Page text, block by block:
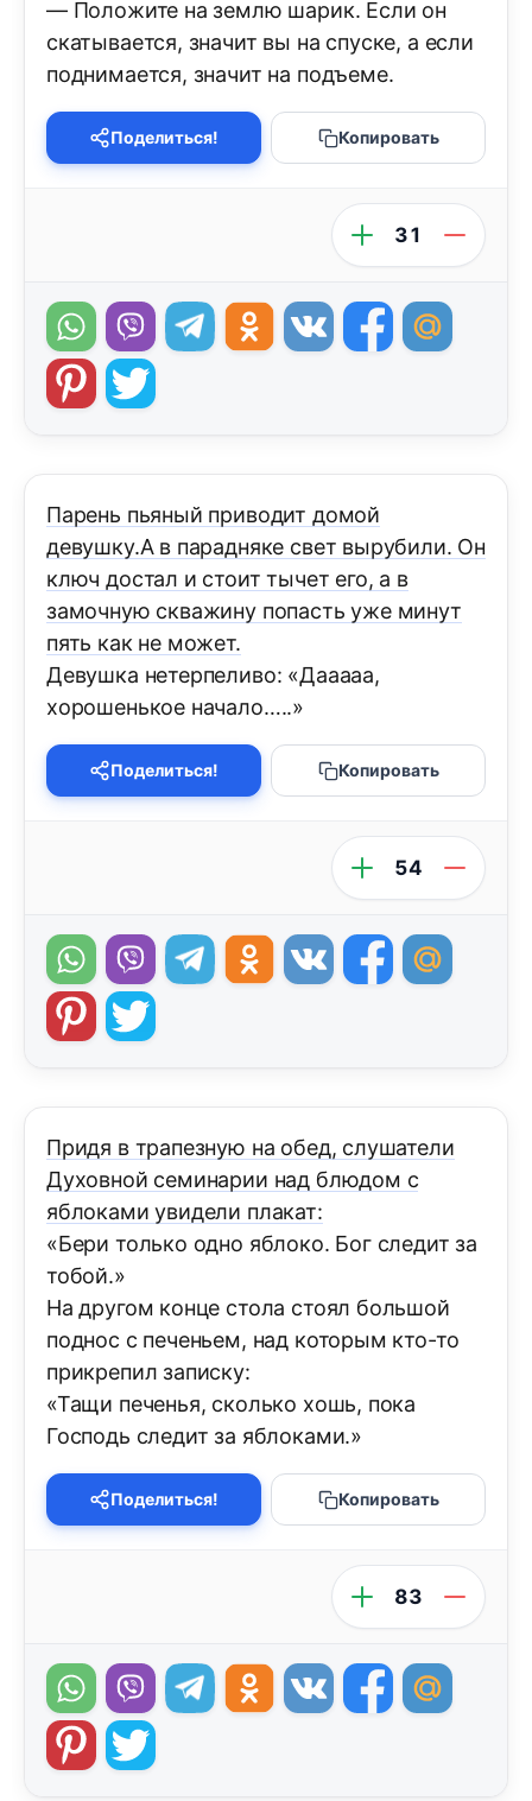
— Положите на землю шарик. Если он
скатывается, значит вы на спуске, а если
поднимается, значит на подъеме.
Поделиться! Копировать
31
Парень пьяный приводит домой
девушку.А в парадняке свет вырубили. Он
ключ достал и стоит тычет его, а в
замочную скважину попасть уже минут
пять как не может.
Девушка нетерпеливо: «Дааааа,
хорошенькое начало…..»
Поделиться! Копировать
54
Придя в трапезную на обед, слушатели
Духовной семинарии над блюдом с
яблоками увидели плакат:
«Бери только одно яблоко. Бог следит за
тобой.»
На другом конце стола стоял большой
поднос с печеньем, над которым кто-то
прикрепил записку:
«Тащи печенья, сколько хошь, пока
Господь следит за яблоками.»
Поделиться! Копировать
83